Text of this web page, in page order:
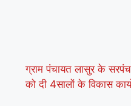
ग्राम पंचायत लासुर के
को दी 4सालों के विकास